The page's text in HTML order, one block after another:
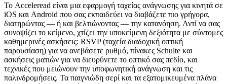
Το Acceleread είναι μια εφαρμογή ταχείας ανάγνωσης για κινητά σε
iOS και Android που σας εκπαιδεύει να διαβάζετε πιο γρήγορα,
διατηρώντας — ή και βελτιώνοντας — την κατανόηση. Αντί να σας
συνοψίζει το κείμενο, χτίζει την υποκείμενη δεξιότητα με σύντομες
καθημερινές ασκήσεις: RSVP (ταχεία διαδοχική οπτική
παρουσίαση) για να ανεβάσετε ρυθμό, πίνακες Schulte και
ασκήσεις ματιών για να διευρύνετε το οπτικό σας πεδίο, και
τεχνικές που μειώνουν την υποφωνητική ανάγνωση και τις
παλινδρομήσεις. Τα παιγνιώδη σερί και τα εξατομικευμένα πλάνα